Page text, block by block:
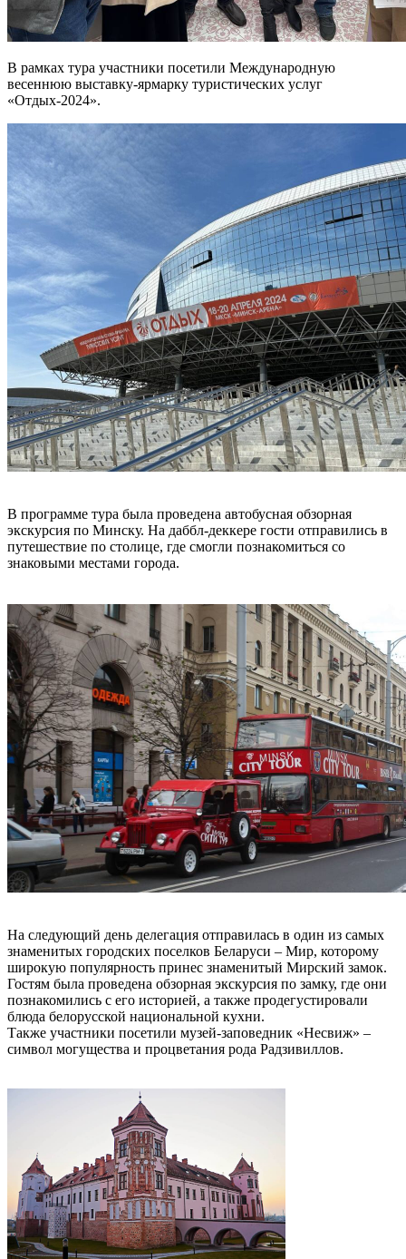
В рамках тура участники посетили Международную
весеннюю выставку-ярмарку туристических услуг
«Отдых-2024».
В программе тура была проведена автобусная обзорная
экскурсия по Минску. На даббл-деккере гости отправились в
путешествие по столице, где смогли познакомиться со
знаковыми местами города.
На следующий день делегация отправилась в один из самых
знаменитых городских поселков Беларуси – Мир, которому
широкую популярность принес знаменитый Мирский замок.
Гостям была проведена обзорная экскурсия по замку, где они
познакомились с его историей, а также продегустировали
блюда белорусской национальной кухни.
Также участники посетили музей-заповедник «Несвиж» –
символ могущества и процветания рода Радзивиллов.